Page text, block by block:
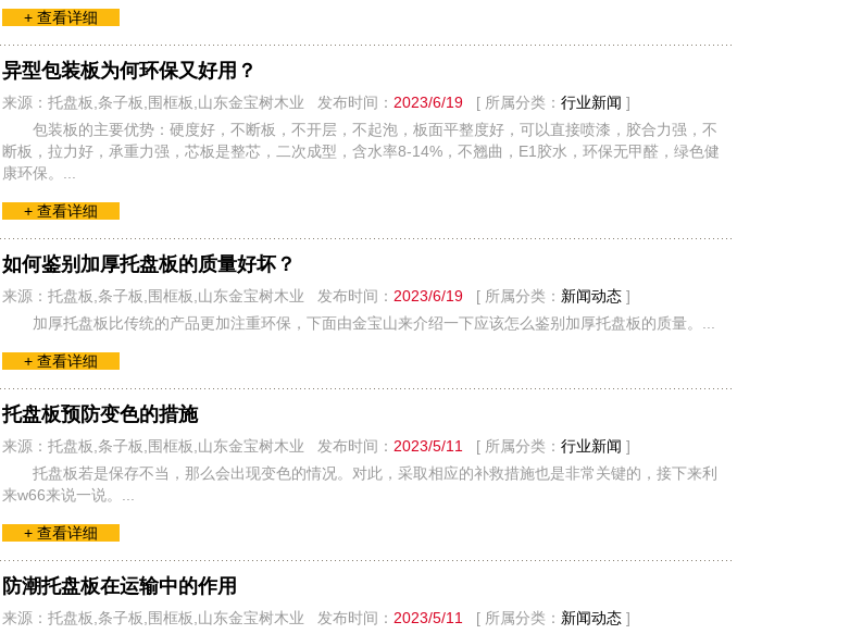
+ 查看详细
异型包装板为何环保又好用？
来源：托盘板,条子板,围框板,山东金宝树木业 发布时间： 2023/6/19[ 所属分类： 行业新闻 ]
包装板的主要优势：硬度好，不断板，不开层，不起泡，板面平整度好，可以直接喷漆，胶合力强，不
断板，拉力好，承重力强，芯板是整芯，二次成型，含水率8-14%，不翘曲，E1胶水，环保无甲醛，绿色健
康环保。...
+ 查看详细
如何鉴别加厚托盘板的质量好坏？
来源：托盘板,条子板,围框板,山东金宝树木业 发布时间： 2023/6/19[ 所属分类： 新闻动态]
加厚托盘板比传统的产品更加注重环保，下面由金宝山来介绍一下应该怎么鉴别加厚托盘板的质量。...
+ 查看详细
托盘板预防变色的措施
来源：托盘板,条子板,围框板,山东金宝树木业 发布时间： 2023/5/11 [ 所属分类： 行业新闻 ]
托盘板若是保存不当，那么会出现变色的情况。对此，采取相应的补救措施也是非常关键的，接下来利
来w66来说一说。...
+ 查看详细
防潮托盘板在运输中的作用
来源：托盘板,条子板,围框板,山东金宝树木业 发布时间： 2023/5/11 [ 所属分类： 新闻动态]